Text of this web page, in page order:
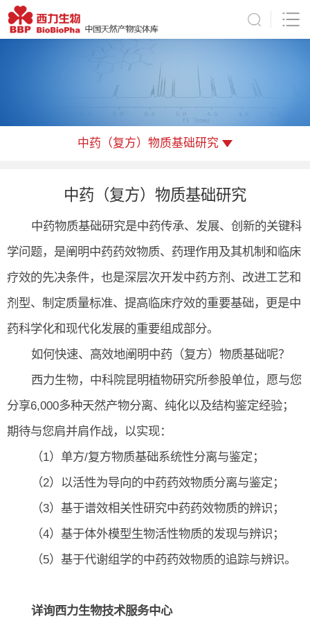
中药（复方）物质基础研究
中药（复方）物质基础研究
中药物质基础研究是中药传承、发展、创新的关键科
学问题，是阐明中药药效物质、药理作用及其机制和临床
疗效的先决条件，也是深层次开发中药方剂、改进工艺和
剂型、制定质量标准、提高临床疗效的重要基础，更是中
药科学化和现代化发展的重要组成部分。
如何快速、高效地阐明中药（复方）物质基础呢？
西力生物，中科院昆明植物研究所参股单位，愿与您
分享6,000多种天然产物分离、纯化以及结构鉴定经验；
期待与您肩并肩作战，以实现：
（1）单方/复方物质基础系统性分离与鉴定；
（2）以活性为导向的中药药效物质分离与鉴定；
（3）基于谱效相关性研究中药药效物质的辨识；
（4）基于体外模型生物活性物质的发现与辨识；
（5）基于代谢组学的中药药效物质的追踪与辨识。
详询西力生物技术服务中心